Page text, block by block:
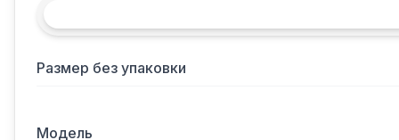
Размер без упаковки
Модель